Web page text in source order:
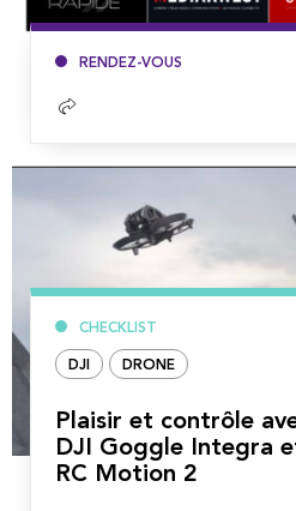
RENDEZ-VOUS
Lire
CHECKLIST
DJI DRONE
Plaisir et contrôle
DJI Goggle Integra
RC Motion 2